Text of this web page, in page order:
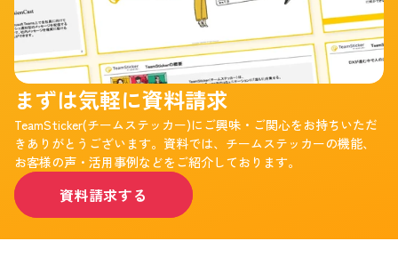
まずは気軽に資料請求
TeamSticker(チームステッカー)にご興味・ご関心をお持ちいただ
きありがとうございます。資料では、チームステッカーの機能、
お客様の声・活用事例などをご紹介しております。
資料請求する